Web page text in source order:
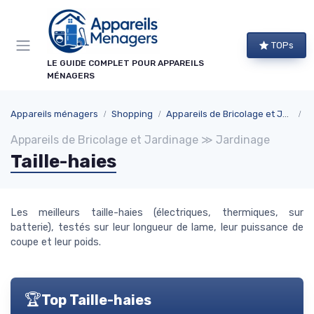
LE GUIDE COMPLET POUR APPAREILS
MÉNAGERS
TOPs
Appareils ménagers Shopping Appareils de Bricolage et Jardinage
Appareils de Bricolage et Jardinage ≫ Jardinage
Taille-haies
Les meilleurs taille-haies (électriques, thermiques, sur
batterie), testés sur leur longueur de lame, leur puissance de
coupe et leur poids.
🏆Top Taille-haies
×
NEWSLETTER APPAREILS MÉNAGERS
Ne ratez aucun bon plan !
Guides d'achat, comparatifs exclusifs et alertes
meilleur directement dans votre boîte mail.
Guides d'achat Tendances
→ Je m'abonne
Panneau de gestion des cookies